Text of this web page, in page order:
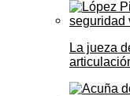
La jueza